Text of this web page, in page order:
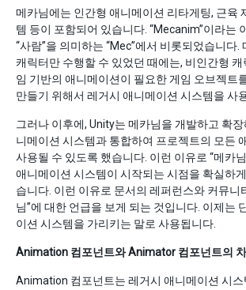
메카님에는 인간형 애니메이션 리타게팅, 근육
템 등이 포함되어 있습니다. “Mecanim”이라는
“사람”을 의미하는 “Mec”에서 비롯되었습니다.
캐릭터만 수행할 수 있었던 때에는, 비인간형
임 기반의 애니메이션이 필요한 게임 오브젝트
만들기 위해서 레거시 애니메이션 시스템을 사
그러나 이후에, Unity는 메카님을 개발하고 확
니메이션 시스템과 통합하여 프로젝트의 모든
사용될 수 있도록 했습니다. 이런 이유로 “메카
애니메이션 시스템이 시작되는 시점을 확실하
습니다. 이런 이유로 문서의 레퍼런스와 커뮤니
님”에 대한 언급을 보게 되는 것입니다. 이제는
이션 시스템을 가리키는 말로 사용됩니다.
Animation 컴포넌트와 Animator 컴포넌트의
Animation 컴포넌트는 레거시 애니메이션 시스